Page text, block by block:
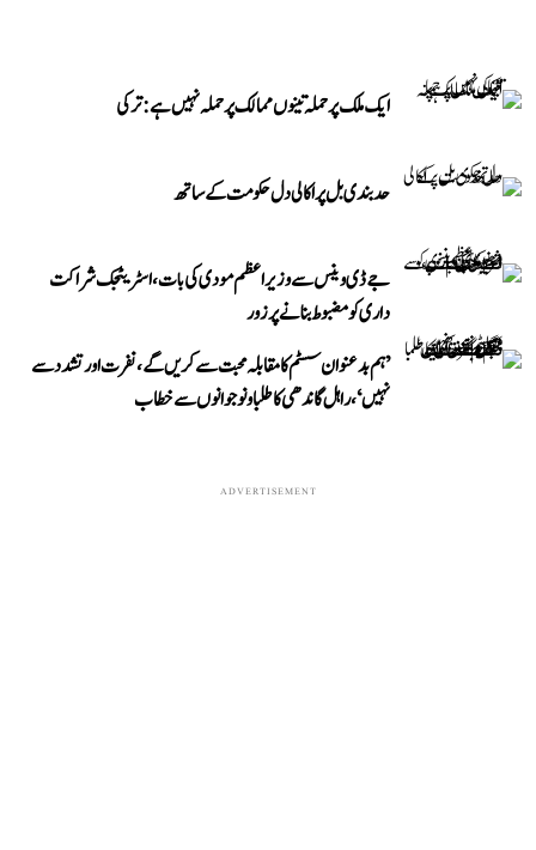
ایک ملک پر حملہ تینوں ممالک پر حملہ نہیں ہے: ترکی
حد بندی بل پر اکالی دل حکومت کے ساتھ
جے ڈی وینس سے وزیر اعظم مودی کی بات، اسٹریٹجک شراکت
داری کو مضبوط بنانے پر زور
’ہم بدعنوان سسٹم کا مقابلہ محبت سے کریں گے، نفرت اور تشدد سے
نہیں‘، راہل گاندھی کا طلبا و نوجوانوں سے خطاب
ADVERTISEMENT